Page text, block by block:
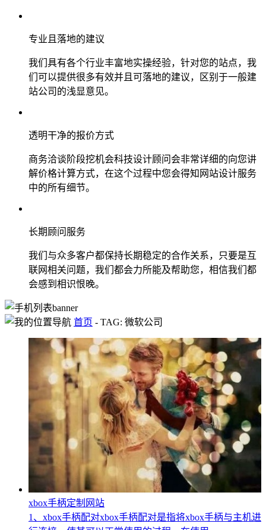
专业且落地的建议
我们具有各个行业丰富地实操经验，针对您的站点，我
们可以提供很多有效并且可落地的建议，区别于一般建
站公司的浅显意见。
透明干净的报价方式
商务洽谈阶段挖机会科技设计顾问会非常详细的向您讲
解价格计算方式，在这个过程中您会得知网站设计服务
中的所有细节。
长期顾问服务
我们与众多客户都保持长期稳定的合作关系，只要是互
联网相关问题，我们都会力所能及帮助您，相信我们都
会感到相识恨晚。
首页 - TAG: 微软公司
xbox手柄定制网站
1、xbox手柄配对xbox手柄配对是指将xbox手柄与主机进